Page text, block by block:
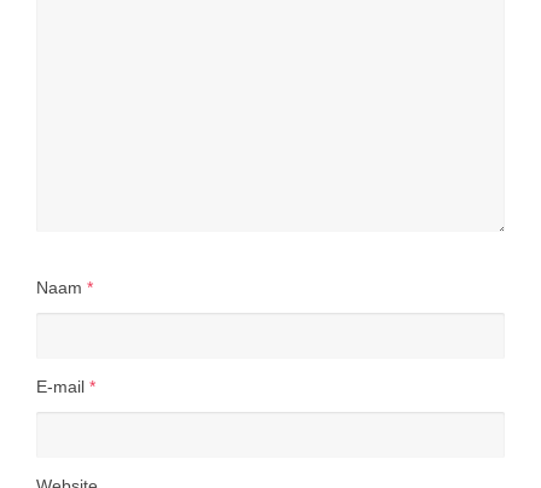
Naam *
E-mail *